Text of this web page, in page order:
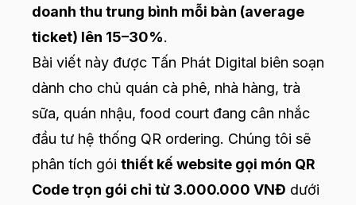
doanh thu trung bình mỗi bàn (average
ticket) lên 15–30%.
Bài viết này được Tấn Phát Digital biên soạn
dành cho chủ quán cà phê, nhà hàng, trà
sữa, quán nhậu, food court đang cân nhắc
đầu tư hệ thống QR ordering. Chúng tôi sẽ
phân tích gói thiết kế website gọi món QR
Code trọn gói chỉ từ 3.000.000 VNĐ dưới